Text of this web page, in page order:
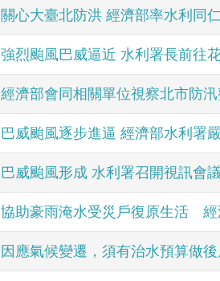
關心大臺北防洪 經濟部率水利同
強烈颱風巴威逼近 水利署長前往
經濟部會同相關單位視察北市防
巴威颱風逐步進逼 經濟部水利署
巴威颱風形成 水利署召開視訊會
協助豪雨淹水受災戶復原生活 經
因應氣候變遷，須有治水預算做